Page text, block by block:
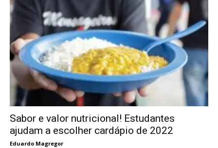
Sabor e valor nutricional! Estudantes
ajudam a escolher cardápio de 2022
Eduardo Magregor